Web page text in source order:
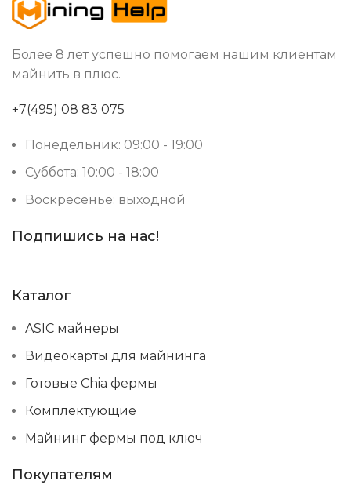
Более 8 лет успешно помогаем нашим клиентам
майнить в плюс.
+7(495) 08 83 075
Понедельник: 09:00 - 19:00
Суббота: 10:00 - 18:00
Воскресенье: выходной
Подпишись на нас!
Каталог
ASIC майнеры
Видеокарты для майнинга
Готовые Chia фермы
Комплектующие
Майнинг фермы под ключ
Покупателям